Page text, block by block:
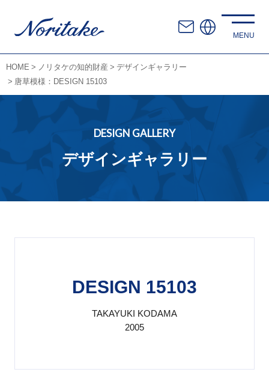
HOME ノリタケの知的財産
デザインギャラリー
唐草模様：DESIGN 15103
DESIGN GALLERY
デザインギャラリー
DESIGN 15103
TAKAYUKI KODAMA
2005